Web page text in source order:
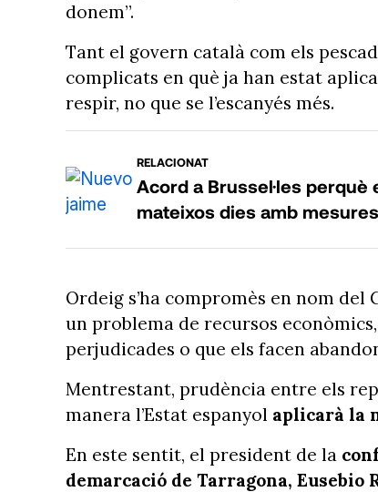
donem”.
Tant el govern català com els
complicats en què ja han estat
respir, no que se l’escanyés més.
RELACIONAT
Acord a Brussel·les
mateixos dies amb
Ordeig s’ha compromès en nom
un problema de recursos
perjudicades o que els facen
Mentrestant, prudència entre els
manera l’Estat espanyol aplicarà la
En este sentit, el president de la
demarcació de Tarragona, Eusebio